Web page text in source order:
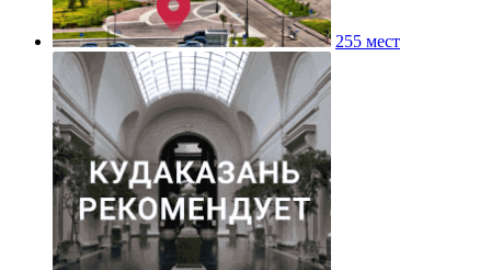
255 мест